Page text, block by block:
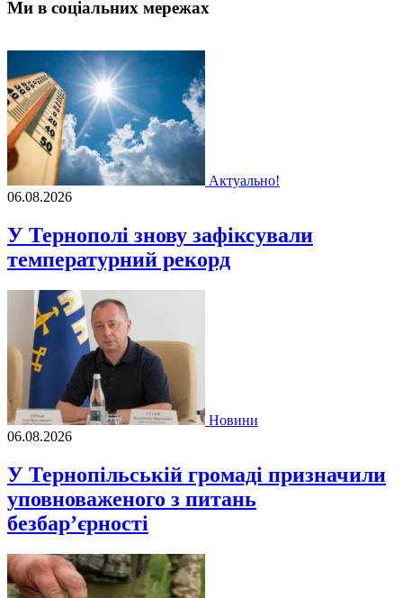
Ми в соціальних мережах
Актуально!
06.08.2026
У Тернополі знову зафіксували
температурний рекорд
Новини
06.08.2026
У Тернопільській громаді призначили
уповноваженого з питань
безбар’єрності